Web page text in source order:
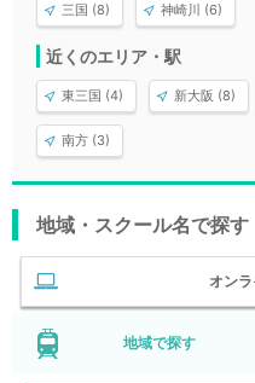
三国 (8) 神崎川 (6)
近くのエリア・駅
東三国 (4) 新大阪 (8)
南方 (3)
地域・スクール名で探す
オン
地域で探す